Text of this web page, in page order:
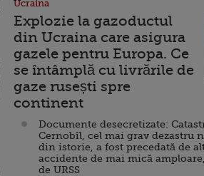
Ucraina
Explozie la gazoductul
din Ucraina care asigura
gazele pentru Europa. Ce
se întâmplă cu livrările de
gaze rusești spre
continent
Documente desecretizate:
Cernobîl, cel mai grav dezastru
din istorie, a fost precedată de
accidente de mai mică
de URSS